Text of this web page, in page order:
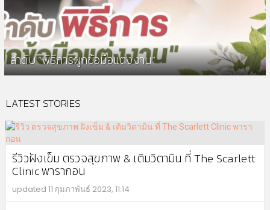
ลำดับ “พิธีการผูกข้อมือแต่งงาน”
LATEST STORIES
รีวิวฝังเข็ม ตรวจสุขภาพ & เติมวิตามิน ที่ The Scarlett
Clinic พารากอน
updated 11 กุมภาพันธ์ 2023, 11:14